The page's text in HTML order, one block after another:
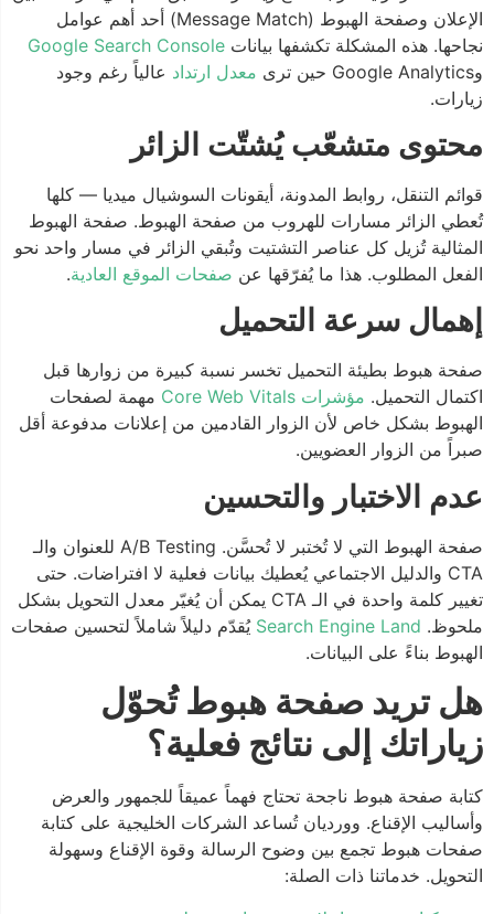
الإعلان وصفحة الهبوط (Message Match) أحد أهم عوامل
نجاحها. هذه المشكلة تكشفها بيانات Google Search Console
وGoogle Analytics حين ترى
معدل ارتدادعالياً رغم وجود
زيارات.
محتوى متشعّب يُشتّت الزائر
قوائم التنقل، روابط المدونة، أيقونات السوشيال ميديا — كلها
تُعطي الزائر مسارات للهروب من صفحة الهبوط. صفحة الهبوط
المثالية تُزيل كل عناصر التشتيت وتُبقي الزائر في مسار واحد نحو
الفعل المطلوب. هذا ما يُفرّقها عن صفحات الموقع العادية.
إهمال سرعة التحميل
صفحة هبوط بطيئة التحميل تخسر نسبة كبيرة من زوارها قبل
اكتمال التحميل. مؤشرات Core Web Vitals
مهمة لصفحات
الهبوط بشكل خاص لأن الزوار القادمين من إعلانات مدفوعة أقل
صبراً من الزوار العضويين.
عدم الاختبار والتحسين
صفحة الهبوط التي لا تُختبر لا تُحسَّن. A/B Testing للعنوان والـ
CTA والدليل الاجتماعي يُعطيك بيانات فعلية لا افتراضات. حتى
تغيير كلمة واحدة في الـ CTA يمكن أن يُغيّر معدل التحويل بشكل
ملحوظ. Search Engine Landيُقدّم دليلاً شاملاً لتحسين صفحات
الهبوط بناءً على البيانات.
هل تريد صفحة هبوط تُحوّل
زياراتك إلى نتائج فعلية؟
كتابة صفحة هبوط ناجحة تحتاج فهماً عميقاً للجمهور والعرض
وأساليب الإقناع. وورديان تُساعد الشركات الخليجية على كتابة
صفحات هبوط تجمع بين وضوح الرسالة وقوة الإقناع وسهولة
التحويل. خدماتنا ذات الصلة: